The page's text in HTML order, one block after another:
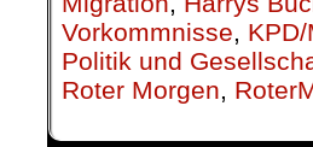
Vorkommnisse, KPD/
Politik und
Roter Morgen,